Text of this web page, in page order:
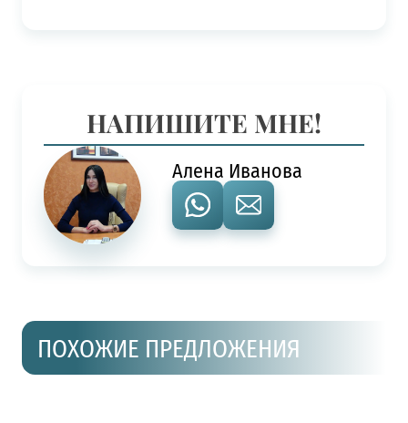
НАПИШИТЕ МНЕ!
Алена Иванова
ПОХОЖИЕ ПРЕДЛОЖЕНИЯ